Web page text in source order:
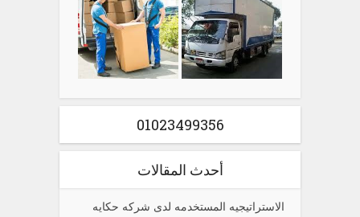
01023499356
أحدث المقالات
الاستراتيجيه المستخدمه لدى شركه حكايه